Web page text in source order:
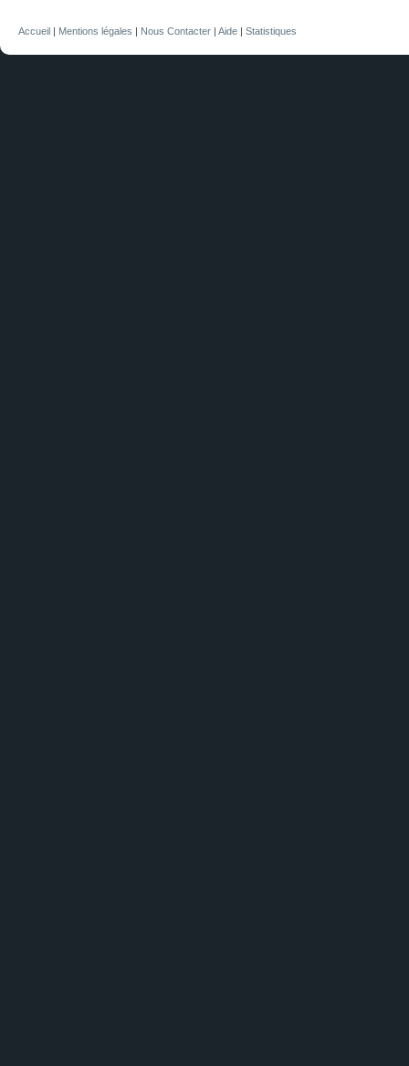
Accueil | Mentions légales | Nous Contacter | Aide | Statistiques